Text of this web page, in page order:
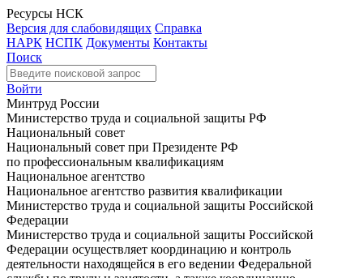
Ресурсы НСК
Версия для слабовидящих Справка
НАРК НСПК Документы Контакты
Поиск
Войти
Минтруд России
Министерство труда и социальной защиты РФ
Национальный совет
Национальный совет при Президенте РФ
по профессиональным квалификациям
Национальное агентство
Национальное агентство развития квалификации
Министерство труда и социальной защиты Российской
Федерации
Министерство труда и социальной защиты Российской
Федерации осуществляет координацию и контроль
деятельности находящейся в его ведении Федеральной